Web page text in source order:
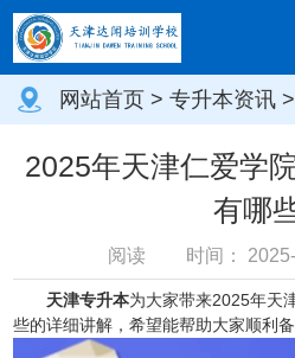
网站首页 > 专升本资讯
升本专业限制有哪些?
2025年天津仁爱学
有哪
阅读 时间：
天津专升本为大家带来2025年天
些的详细讲解，希望能帮助大家顺利